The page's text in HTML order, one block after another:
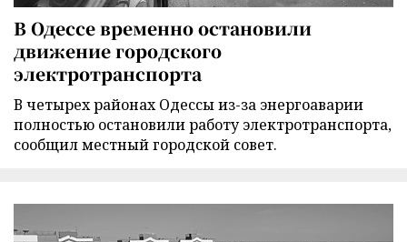
В Одессе временно остановили
движение городского
электротранспорта
В четырех районах Одессы из-за энергоаварии
полностью остановили работу электротранспорта,
сообщил местный городской совет.